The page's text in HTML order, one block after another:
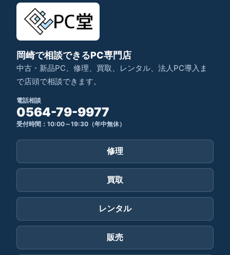
岡崎で相談できるPC専門店
中古・新品PC、修理、買取、レンタル、法人PC導入ま
で店頭で相談できます。
電話相談
0564-79-9977
受付時間：10:00～19:30（年中無休）
修理
買取
レンタル
販売